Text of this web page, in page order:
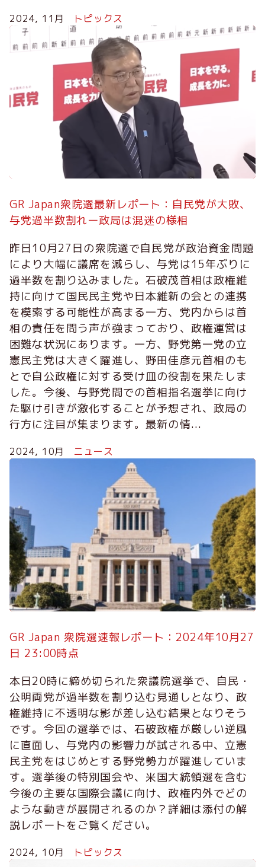
2024, 11月 トピックス
GR Japan衆院選最新レポート：自民党が大敗、
与党過半数割れー政局は混迷の様相
昨日10月27日の衆院選で自民党が政治資金問題
により大幅に議席を減らし、与党は15年ぶりに
過半数を割り込みました。石破茂首相は政権維
持に向けて国民民主党や日本維新の会との連携
を模索する可能性が高まる一方、党内からは首
相の責任を問う声が強まっており、政権運営は
困難な状況にあります。一方、野党第一党の立
憲民主党は大きく躍進し、野田佳彦元首相のも
とで自公政権に対する受け皿の役割を果たしま
した。今後、与野党間での首相指名選挙に向け
た駆け引きが激化することが予想され、政局の
行方に注目が集まります。最新の情...
2024, 10月 ニュース
GR Japan 衆院選速報レポート：2024年10月27
日 23:00時点
本日20時に締め切られた衆議院選挙で、自民・
公明両党が過半数を割り込む見通しとなり、政
権維持に不透明な影が差し込む結果となりそう
です。今回の選挙では、石破政権が厳しい逆風
に直面し、与党内の影響力が試される中、立憲
民主党をはじめとする野党勢力が躍進していま
す。選挙後の特別国会や、米国大統領選を含む
今後の主要な国際会議に向け、政権内外でどの
ような動きが展開されるのか？詳細は添付の解
説レポートをご覧ください。
2024, 10月 トピックス